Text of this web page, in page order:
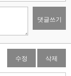
댓글쓰기
수정 삭제